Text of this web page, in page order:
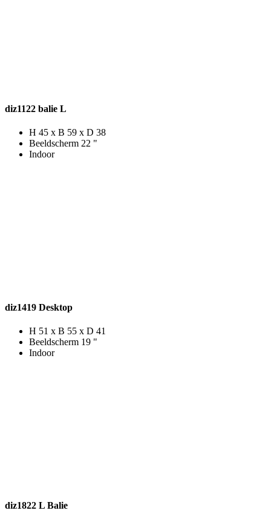
diz1122 balie L
H 45 x B 59 x D 38
Beeldscherm 22 "
Indoor
diz1419 Desktop
H 51 x B 55 x D 41
Beeldscherm 19 "
Indoor
diz1822 L Balie